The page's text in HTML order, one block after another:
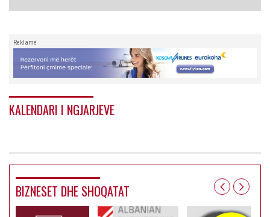
Reklamë
KALENDARI I NGJARJEVE
BIZNESET DHE SHOQATAT